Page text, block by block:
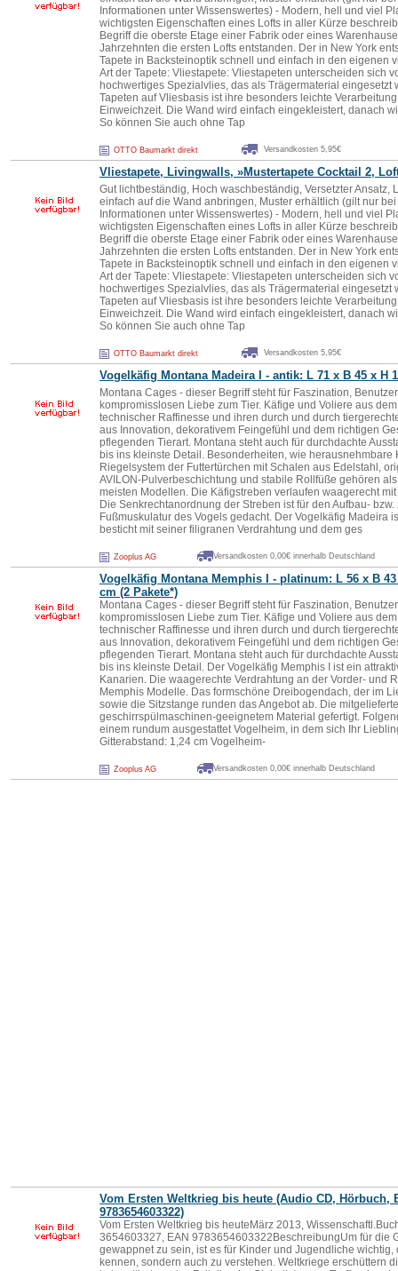
Informationen unter Wissenswertes) - Modern, hell und viel
wichtigsten Eigenschaften eines Lofts in aller Kürze
Begriff die oberste Etage einer Fabrik oder eines
Jahrzehnten die ersten Lofts entstanden. Der in New York
Tapete in Backsteinoptik schnell und einfach in den eigenen
Art der Tapete: Vliestapete: Vliestapeten unterscheiden sich
hochwertiges Spezialvlies, das als Trägermaterial eingesetzt
Tapeten auf Vliesbasis ist ihre besonders leichte
Einweichzeit. Die Wand wird einfach eingekleistert, danach
So können Sie auch ohne Tap
OTTO Baumarkt direkt Versandkosten 5,95€
Vliestapete, Livingwalls, »Mustertapete Cocktail 2,
Gut lichtbeständig, Hoch waschbeständig, Versetzter Ansatz,
einfach auf die Wand anbringen, Muster erhältlich (gilt nur
Informationen unter Wissenswertes) - Modern, hell und viel
wichtigsten Eigenschaften eines Lofts in aller Kürze
Begriff die oberste Etage einer Fabrik oder eines
Jahrzehnten die ersten Lofts entstanden. Der in New York
Tapete in Backsteinoptik schnell und einfach in den eigenen
Art der Tapete: Vliestapete: Vliestapeten unterscheiden sich
hochwertiges Spezialvlies, das als Trägermaterial eingesetzt
Tapeten auf Vliesbasis ist ihre besonders leichte
Einweichzeit. Die Wand wird einfach eingekleistert, danach
So können Sie auch ohne Tap
OTTO Baumarkt direkt Versandkosten 5,95€
Vogelkäfig Montana Madeira I - antik: L 71 x B 45 x H
Montana Cages - dieser Begriff steht für Faszination,
kompromisslosen Liebe zum Tier. Käfige und Voliere aus
technischer Raffinesse und ihren durch und durch
aus Innovation, dekorativem Feingefühl und dem richtigen
pflegenden Tierart. Montana steht auch für durchdachte
bis ins kleinste Detail. Besonderheiten, wie herausnehmbare
Riegelsystem der Futtertürchen mit Schalen aus Edelstahl,
AVILON-Pulverbeschichtung und stabile Rollfüße gehören
meisten Modellen. Die Käfigstreben verlaufen waagerecht
Die Senkrechtanordnung der Streben ist für den Aufbau-
Fußmuskulatur des Vogels gedacht. Der Vogelkäfig Madeira
besticht mit seiner filigranen Verdrahtung und dem ges
Zooplus AG Versandkosten 0,00€ innerhalb Deutschland
Vogelkäfig Montana Memphis I - platinum: L 56 x B 43
cm (2 Pakete*)
Montana Cages - dieser Begriff steht für Faszination,
kompromisslosen Liebe zum Tier. Käfige und Voliere aus
technischer Raffinesse und ihren durch und durch
aus Innovation, dekorativem Feingefühl und dem richtigen
pflegenden Tierart. Montana steht auch für durchdachte
bis ins kleinste Detail. Der Vogelkäfig Memphis I ist ein
Kanarien. Die waagerechte Verdrahtung an der Vorder- und
Memphis Modelle. Das formschöne Dreibogendach, der im
sowie die Sitzstange runden das Angebot ab. Die
geschirrspülmaschinen-geeignetem Material gefertigt.
einem rundum ausgestattet Vogelheim, in dem sich Ihr
Gitterabstand: 1,24 cm Vogelheim-
Zooplus AG Versandkosten 0,00€ innerhalb Deutschland
Vom Ersten Weltkrieg bis heute (Audio CD, Hörbuch,
9783654603322)
Vom Ersten Weltkrieg bis heuteMärz 2013,
3654603327, EAN 9783654603322BeschreibungUm für die
gewappnet zu sein, ist es für Kinder und Jugendliche
kennen, sondern auch zu verstehen. Weltkriege erschüttern